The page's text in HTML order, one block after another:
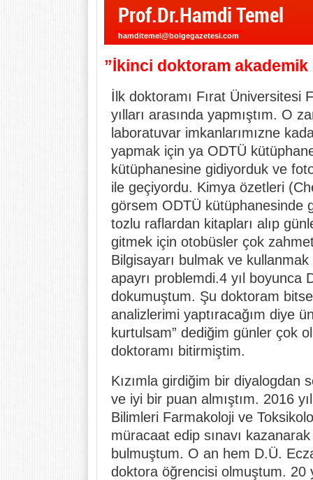
Prof.Dr.Hamdi Temel
hamditemel@bolgegazetesi.com
”İkinci doktoram akademik
İlk doktoramı Fırat Üniversitesi
yılları arasında yapmıştım. O
laboratuvar imkanlarımızne
yapmak için ya ODTÜ
kütüphanesine gidiyorduk ve
ile geçiyordu. Kimya özetleri
görsem ODTÜ kütüphanesinde
tozlu raflardan kitapları alıp
gitmek için otobüsler çok
Bilgisayarı bulmak ve kullanmak
apayrı problemdi.4 yıl boyunca
dokumuştum. Şu doktoram
analizlerimi yaptıracağım diye
kurtulsam” dediğim günler çok
doktoramı bitirmiştim.
Kızımla girdiğim bir diyalogdan
ve iyi bir puan almıştım. 2016
Bilimleri Farmakoloji ve
müracaat edip sınavı
bulmuştum. O an hem D.Ü.
doktora öğrencisi olmuştum. 20